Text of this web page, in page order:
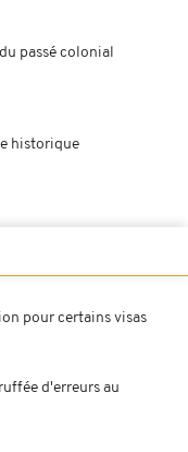
passé colonial
historique
pour certains visas
d'erreurs au